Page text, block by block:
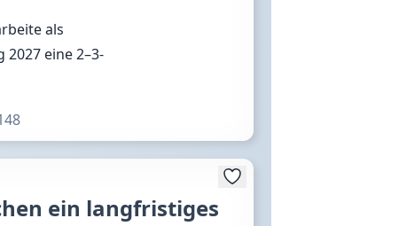
als
eine 2–3-
ein langfristiges